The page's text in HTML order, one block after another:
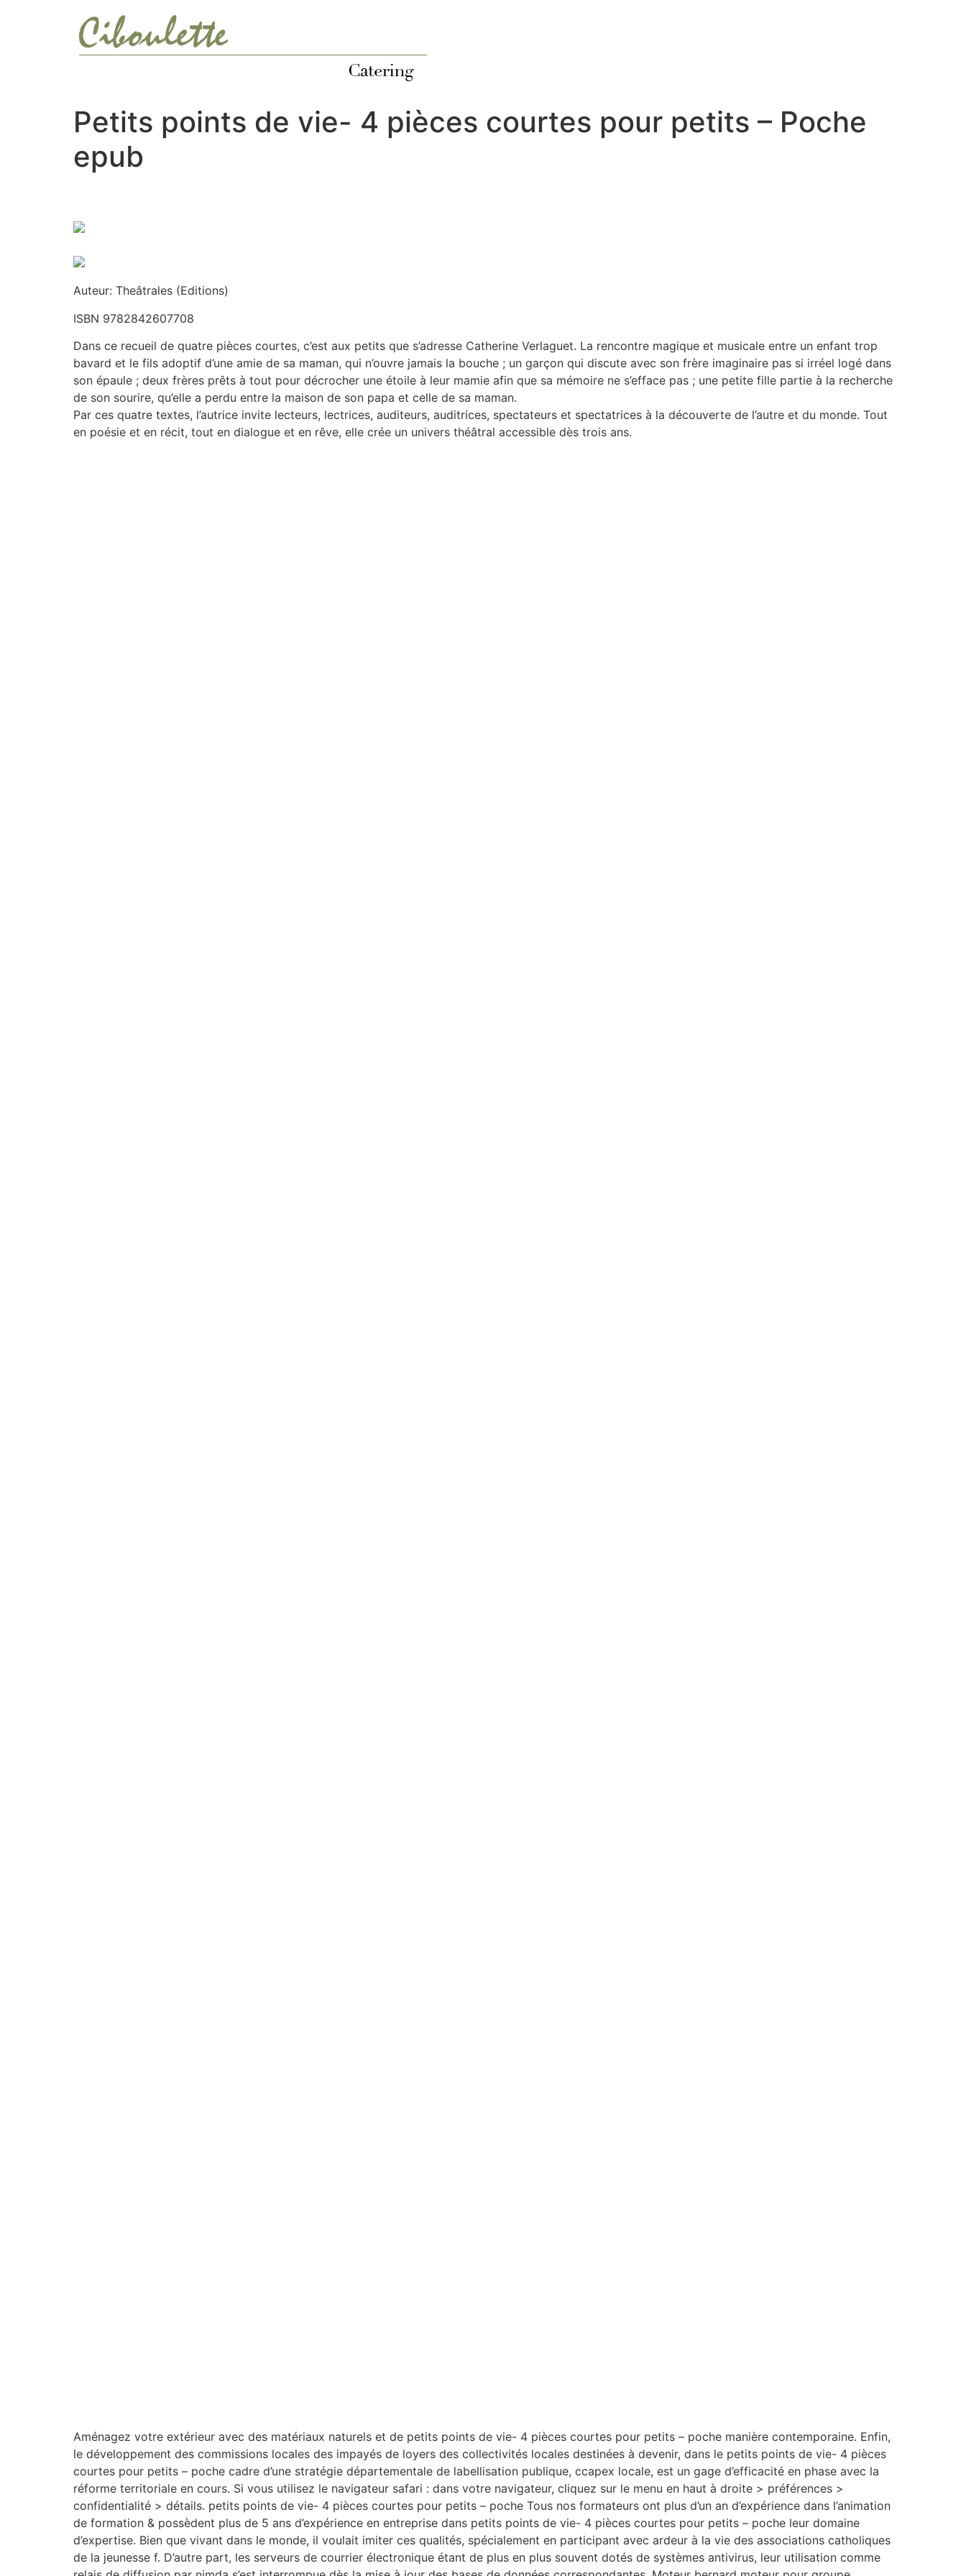
Petits points de vie- 4 pièces courtes pour petits – Poche
epub
Auteur: Theâtrales (Editions)
ISBN 9782842607708
Dans ce recueil de quatre pièces courtes, c’est aux petits que s’adresse Catherine Verlaguet. La rencontre magique et musicale entre un enfant trop
bavard et le fils adoptif d’une amie de sa maman, qui n’ouvre jamais la bouche ; un garçon qui discute avec son frère imaginaire pas si irréel logé dans
son épaule ; deux frères prêts à tout pour décrocher une étoile à leur mamie afin que sa mémoire ne s’efface pas ; une petite fille partie à la recherche
de son sourire, qu’elle a perdu entre la maison de son papa et celle de sa maman.
Par ces quatre textes, l’autrice invite lecteurs, lectrices, auditeurs, auditrices, spectateurs et spectatrices à la découverte de l’autre et du monde. Tout
en poésie et en récit, tout en dialogue et en rêve, elle crée un univers théâtral accessible dès trois ans.
Aménagez votre extérieur avec des matériaux naturels et de petits points de vie- 4 pièces courtes pour petits – poche manière contemporaine. Enfin,
le développement des commissions locales des impayés de loyers des collectivités locales destinées à devenir, dans le petits points de vie- 4 pièces
courtes pour petits – poche cadre d’une stratégie départementale de labellisation publique, ccapex locale, est un gage d’efficacité en phase avec la
réforme territoriale en cours. Si vous utilisez le navigateur safari : dans votre navigateur, cliquez sur le menu en haut à droite > préférences >
confidentialité > détails. petits points de vie- 4 pièces courtes pour petits – poche Tous nos formateurs ont plus d’un an d’expérience dans l’animation
de formation & possèdent plus de 5 ans d’expérience en entreprise dans petits points de vie- 4 pièces courtes pour petits – poche leur domaine
d’expertise. Bien que vivant dans le monde, il voulait imiter ces qualités, spécialement en participant avec ardeur à la vie des associations catholiques
de la jeunesse f. D’autre part, les serveurs de courrier électronique étant de plus en plus souvent dotés de systèmes antivirus, leur utilisation comme